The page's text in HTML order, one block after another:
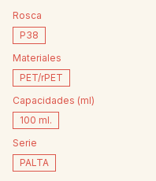
Rosca
P38
Materiales
PET/rPET
Capacidades (ml)
100 ml.
Serie
PALTA